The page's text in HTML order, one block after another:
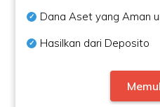
Dana Aset yang Aman
Hasilkan dari Deposito